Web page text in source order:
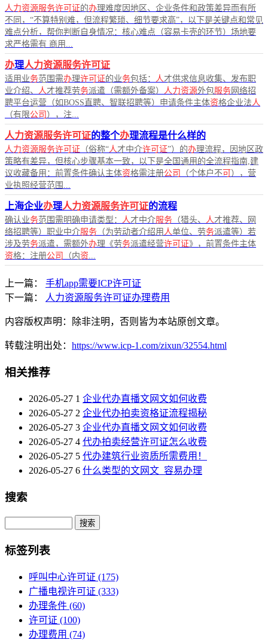
人力资源服务许可证的办理难度因地区、企业条件和政策差异而有所
不同，“不算特别难，但流程繁琐、细节要求高”，以下是关键点和常见
难点分析，帮你判断自身情况：核心难点（容易卡壳的环节）场地要
求严格需有 商用...
办理人力资源服务许可证
适用业务范围需办理许可证的业务包括： 人才供求信息收集、发布职
业介绍、 人才推荐劳务派遣（需额外备案） 人力资源外包服务网络招
聘平台运营（如BOSS直聘、智联招聘等）申请条件主体资格企业法人
（有限公司 ），注...
人力资源服务许可证的整个办理流程是什么样的
人力资源服务许可证 （俗称“人才中介许可证”）的办理流程，因地区政
策略有差异，但核心步骤基本一致，以下是全国通用的全流程指南,建
议收藏备用：前置条件确认主体资格需注册公司 （个体户不可 ），营
业执照经营范围...
上海企业办理人力资源服务许可证的流程
确认业务范围需明确申请类型： 人才中介服务 （猎头、 人才推荐、网
络招聘等）职业中介服务 （为劳动者介绍用 人单位、劳务派遣等）若
涉及劳务派遣，需额外办理《劳务派遣经营许可证》，前置条件主体
资格：注册公司 （内资...
上一篇：
手机app需要ICP许可证
下一篇：
人力资源服务许可证办理费用
内容版权声明：除非注明，否则皆为本站原创文章。
转载注明出处： https://www.icp-1.com/zixun/32554.html
相关推荐
2026-05-27 1 企业代办直播文网文如何收费
2026-05-27 2 企业代办拍卖资格证流程揭秘
2026-05-27 3 企业代办直播文网文如何收费
2026-05-27 4 代办拍卖经营许可证怎么收费
2026-05-27 5 代办建筑行业资质所需费用！
2026-05-27 6 什么类型的文网文_容易办理
搜索
Search
标签列表
呼叫中心许可证 (175)
广播电视许可证 (333)
办理条件 (60)
许可证 (100)
办理费用 (74)